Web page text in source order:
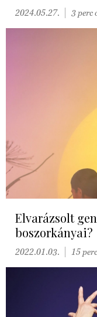
2024.05.27. 3 perc
Elvarázsolt
boszorkányai?
2022.01.03. 15